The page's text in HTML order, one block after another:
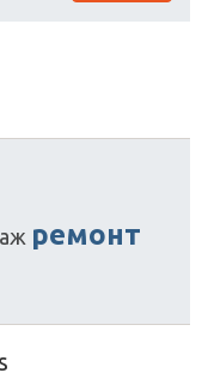
ремонт